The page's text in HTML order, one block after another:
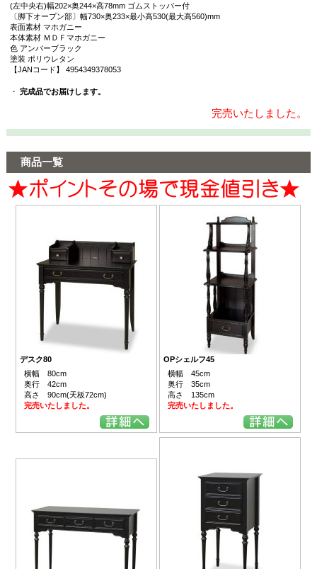
(左中央右)幅202×奥244×高78mm ゴムストッパー付
〔脚下オープン部〕幅730×奥233×最小高530(最大高560)mm
表面素材 マホガニー
本体素材 ＭＤＦマホガニー
色 アンバーブラック
塗装 ポリウレタン
【JANコード】 4954349378053
・ 完成品でお届けします。
完売いたしました。
商品一覧
デスク80
横幅 80cm
奥行 42cm
高さ 90cm(天板72cm)
完売いたしました。
OPシェルフ45
横幅 45cm
奥行 35cm
高さ 135cm
完売いたしました。